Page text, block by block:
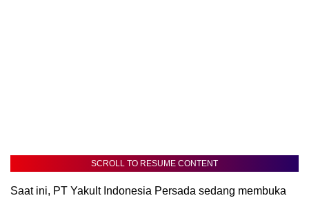
SCROLL TO RESUME CONTENT
Saat ini, PT Yakult Indonesia Persada sedang membuka